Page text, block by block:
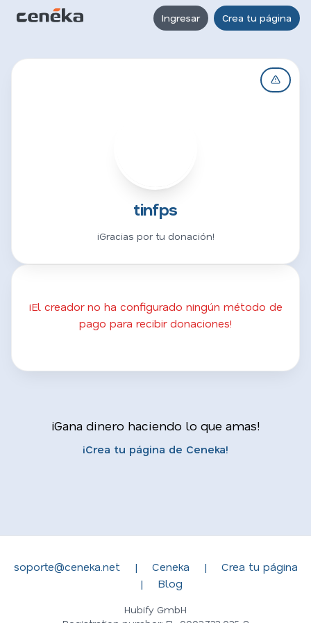
Ingresar Crea tu página
tinfps
¡Gracias por tu donación!
¡El creador no ha configurado ningún método de
pago para recibir donaciones!
¡Gana dinero haciendo lo que amas!
¡Crea tu página de Ceneka!
soporte@ceneka.net | Ceneka |
Crea tu página
|
Blog
Hubify GmbH